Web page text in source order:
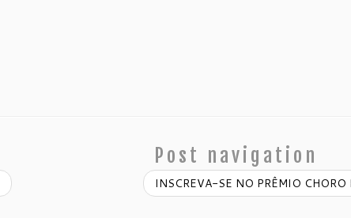
Post navigation
INSCREVA-SE NO PRÊMIO